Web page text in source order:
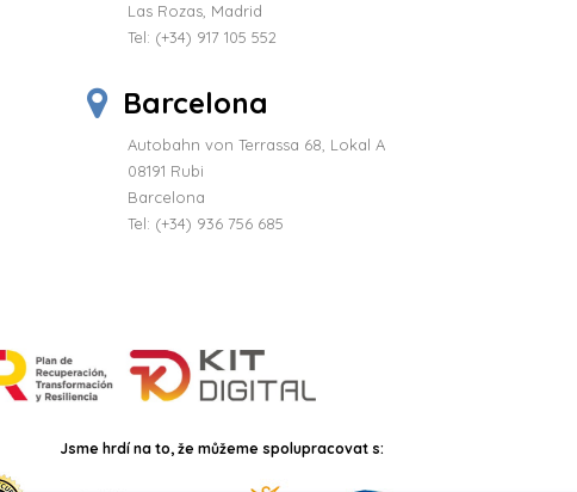
Las Rozas, Madrid
Tel: (+34) 917 105 552
Barcelona
Autobahn von Terrassa 68, Lokal A
08191 Rubi
Barcelona
Tel: (+34) 936 756 685
Jsme hrdí na to, že můžeme spolupracovat s: